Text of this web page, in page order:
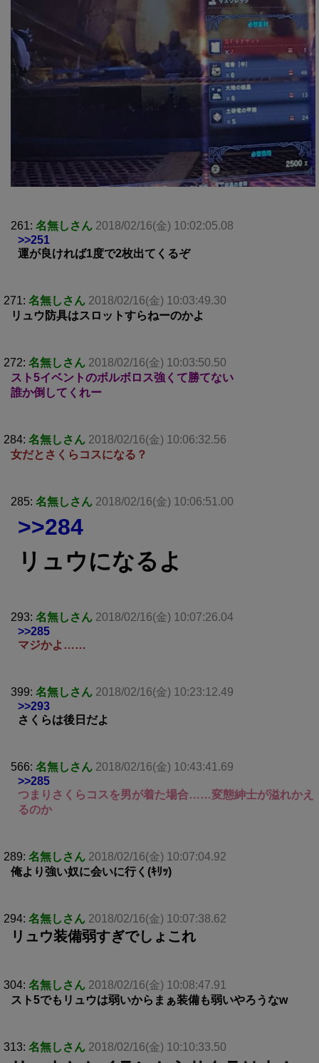
261: 名無しさん 2018/02/16(金) 10:02:05.08
>>251
運が良ければ1度で2枚出てくるぞ
271: 名無しさん 2018/02/16(金) 10:03:49.30
リュウ防具はスロットすらねーのかよ
272: 名無しさん 2018/02/16(金) 10:03:50.50
スト5イベントのボルボロス強くて勝てない
誰か倒してくれー
284: 名無しさん 2018/02/16(金) 10:06:32.56
女だとさくらコスになる？
285: 名無しさん 2018/02/16(金) 10:06:51.00
>>284
リュウになるよ
293: 名無しさん 2018/02/16(金) 10:07:26.04
>>285
マジかよ……
399: 名無しさん 2018/02/16(金) 10:23:12.49
>>293
さくらは後日だよ
566: 名無しさん 2018/02/16(金) 10:43:41.69
>>285
つまりさくらコスを男が着た場合……変態紳士が溢れかえ
るのか
289: 名無しさん 2018/02/16(金) 10:07:04.92
俺より強い奴に会いに行く(ｷﾘｯ)
294: 名無しさん 2018/02/16(金) 10:07:38.62
リュウ装備弱すぎでしょこれ
304: 名無しさん 2018/02/16(金) 10:08:47.91
スト5でもリュウは弱いからまぁ装備も弱いやろうなw
313: 名無しさん 2018/02/16(金) 10:10:33.50